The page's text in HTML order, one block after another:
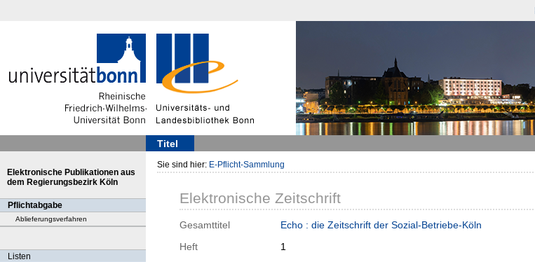
Titel
Elektronische Publikationen aus
dem Regierungsbezirk Köln
Pflichtabgabe
Ablieferungsverfahren
Listen
Sie sind hier: E-Pflicht-Sammlung
Elektronische Zeitschrift
Gesamttitel
Echo : die Zeitschrift der Sozial-Betriebe-Köln
Heft
1